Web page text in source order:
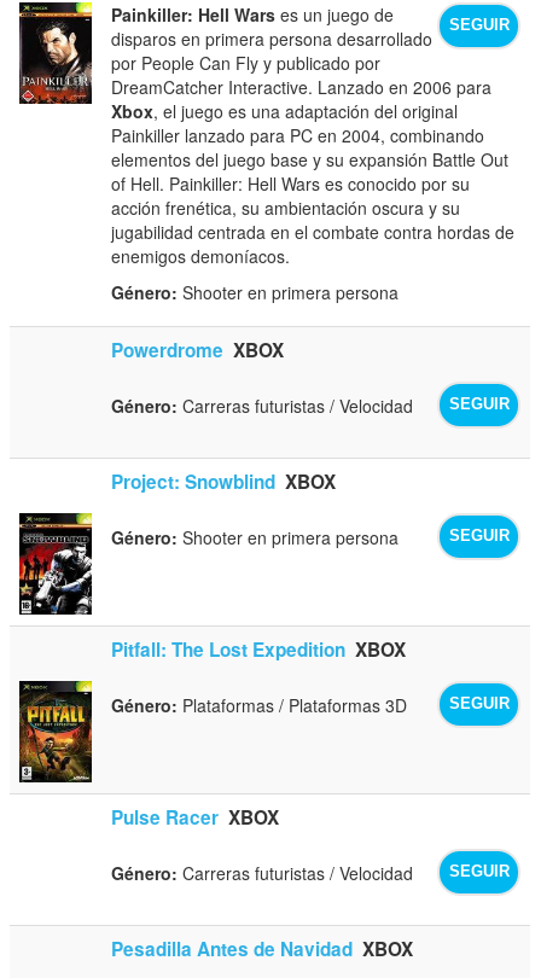
SEGUIR
Painkiller: Hell Wars es un juego de
disparos en primera persona desarrollado
por People Can Fly y publicado por
DreamCatcher Interactive. Lanzado en 2006 para
Xbox, el juego es una adaptación del original
Painkiller lanzado para PC en 2004, combinando
elementos del juego base y su expansión Battle Out
of Hell. Painkiller: Hell Wars es conocido por su
acción frenética, su ambientación oscura y su
jugabilidad centrada en el combate contra hordas de
enemigos demoníacos.
Género: Shooter en primera persona
Powerdrome XBOX
SEGUIR
Género: Carreras futuristas / Velocidad
Project: Snowblind XBOX
SEGUIR
Género: Shooter en primera persona
Pitfall: The Lost Expedition XBOX
SEGUIR
Género: Plataformas / Plataformas 3D
Pulse Racer XBOX
SEGUIR
Género: Carreras futuristas / Velocidad
Pesadilla Antes de Navidad XBOX